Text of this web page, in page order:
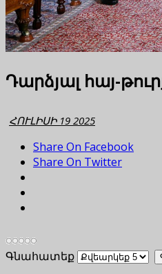
Դարձյալ հայ-
ՀՈՒԼԻՍԻ 19 2025
Share On Facebook
Share On Twitter
Գնահատեք